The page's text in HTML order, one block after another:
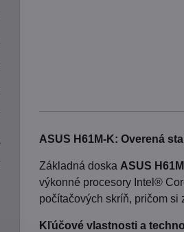
ASUS H61M-K: Overená
Základná doska ASUS
výkonné procesory Intel®
počítačových skríň, pričom
Kľúčové vlastnosti a